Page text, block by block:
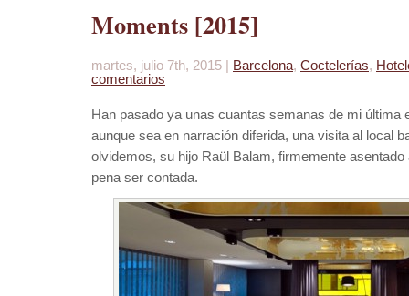
Moments [2015]
martes, julio 7th, 2015 | Barcelona, Coctelerías,
comentarios
Han pasado ya unas cuantas semanas de mi última
aunque sea en narración diferida, una visita al local
olvidemos, su hijo Raül Balam, firmemente
pena ser contada.